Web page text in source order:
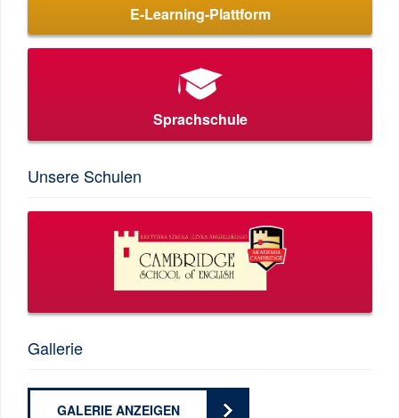
E-Learning-Plattform
Sprachschule
Unsere Schulen
Gallerie
GALERIE ANZEIGEN